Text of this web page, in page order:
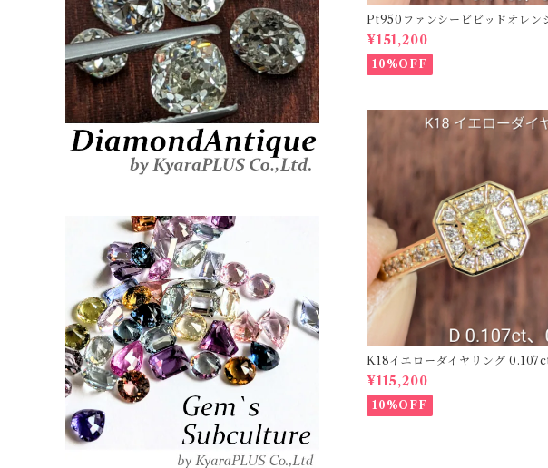
Pt950ファンシービビッドオレン
ーダイヤリング D 0.144ct D
208782】
¥151,200
10%OFF
K18イエローダイヤリング
t【PRO208781】
¥115,200
10%OFF